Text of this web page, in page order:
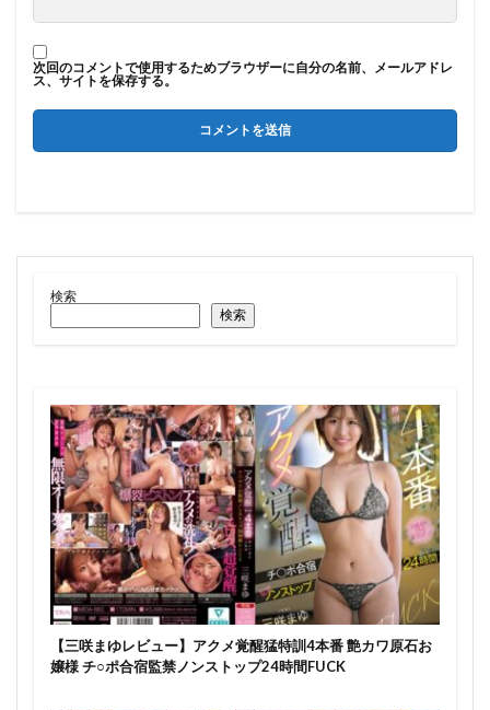
次回のコメントで使用するためブラウザーに自分の名前、メールアドレ
ス、サイトを保存する。
検索
検索
【三咲まゆレビュー】アクメ覚醒猛特訓4本番 艶カワ原石お
嬢様 チ○ポ合宿監禁ノンストップ24時間FUCK